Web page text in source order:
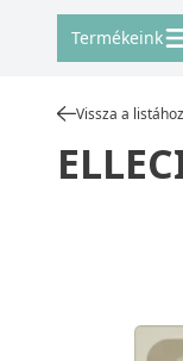
Termékeink
Vissza a listához